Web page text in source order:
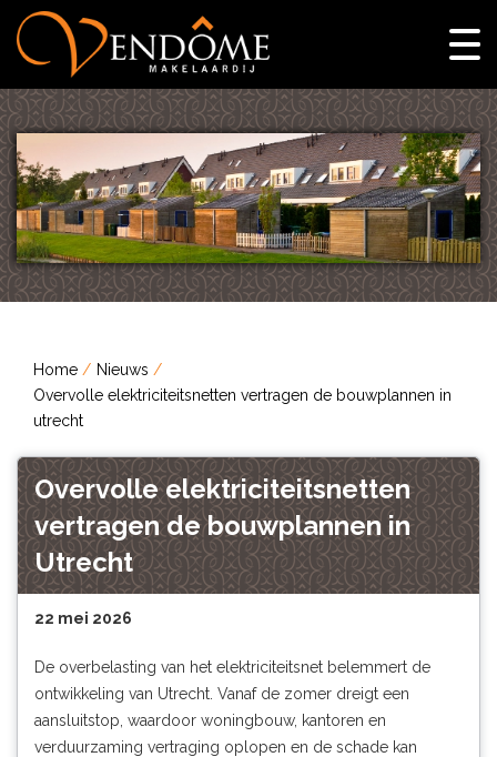
Home
Nieuws
Overvolle elektriciteitsnetten vertragen de bouwplannen in
utrecht
Overvolle elektriciteitsnetten
vertragen de bouwplannen in
Utrecht
22 mei 2026
De overbelasting van het elektriciteitsnet belemmert de
ontwikkeling van Utrecht. Vanaf de zomer dreigt een
aansluitstop, waardoor woningbouw, kantoren en
verduurzaming vertraging oplopen en de schade kan